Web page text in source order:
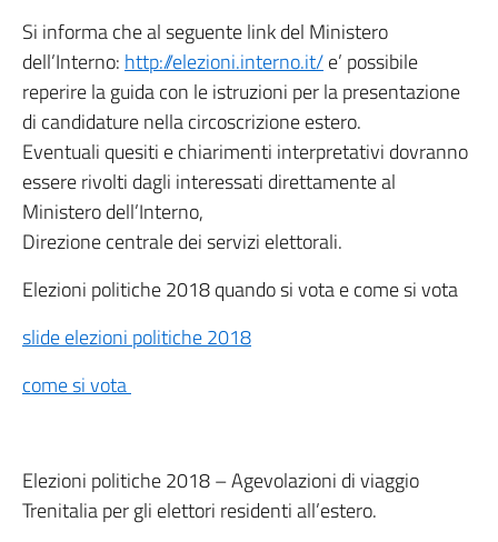
Si informa che al seguente link del Ministero
dell’Interno: http://elezioni.interno.it/e’ possibile
reperire la guida con le istruzioni per la presentazione
di candidature nella circoscrizione estero.
Eventuali quesiti e chiarimenti interpretativi dovranno
essere rivolti dagli interessati direttamente al
Ministero dell’Interno,
Direzione centrale dei servizi elettorali.
Elezioni politiche 2018 quando si vota e come si vota
slide elezioni politiche 2018
come si vota
Elezioni politiche 2018 – Agevolazioni di viaggio
Trenitalia per gli elettori residenti all’estero.